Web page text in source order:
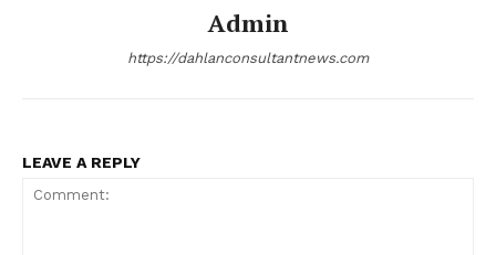
Admin
https://dahlanconsultantnews.com
LEAVE A REPLY